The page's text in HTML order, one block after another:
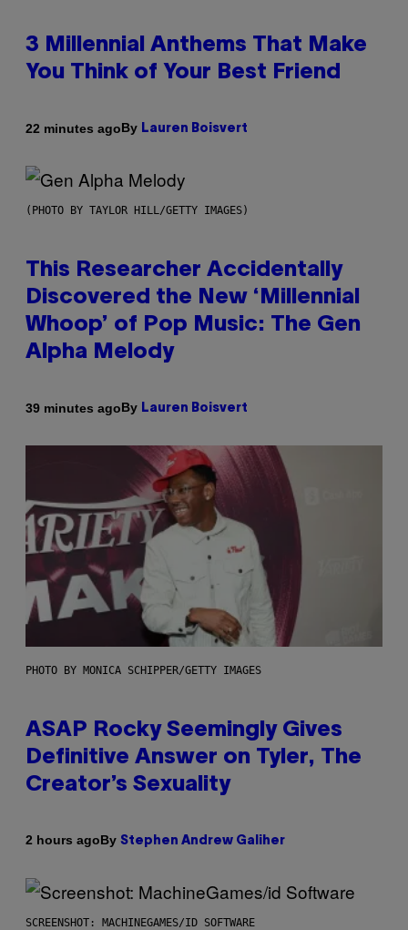
3 Millennial Anthems That Make
You Think of Your Best Friend
22 minutes agoBy Lauren Boisvert
(PHOTO BY TAYLOR HILL/GETTY IMAGES)
This Researcher Accidentally
Discovered the New ‘Millennial
Whoop’ of Pop Music: The Gen
Alpha Melody
39 minutes agoBy Lauren Boisvert
PHOTO BY MONICA SCHIPPER/GETTY IMAGES
ASAP Rocky Seemingly Gives
Definitive Answer on Tyler, The
Creator’s Sexuality
2 hours agoBy Stephen Andrew Galiher
SCREENSHOT: MACHINEGAMES/ID SOFTWARE